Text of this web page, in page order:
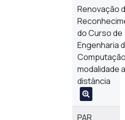
Renovação
do Curso de
Engenharia
modalidade a
distância
PAR